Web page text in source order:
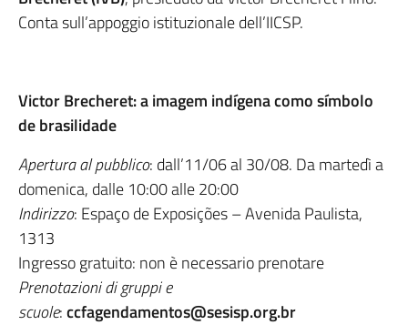
Conta sull’appoggio istituzionale dell’IICSP.
Victor Brecheret: a imagem indígena como símbolo
de brasilidade
Apertura al pubblico: dall’11/06 al 30/08. Da martedì a
domenica, dalle 10:00 alle 20:00
Indirizzo: Espaço de Exposições – Avenida Paulista,
1313
Ingresso gratuito: non è necessario prenotare
Prenotazioni di gruppi e
scuole:ccfagendamentos@sesisp.org.br